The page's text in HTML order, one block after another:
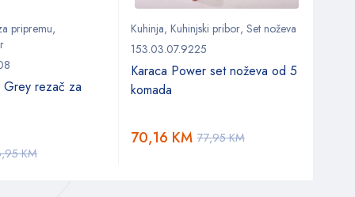
pripremu,
Grey rezač za
KM
Kuhinja, Kuhinjski pribor, Set noževa
153.03.07.9225
Karaca Power set noževa od 5
komada
77,95KM
70,16 KM